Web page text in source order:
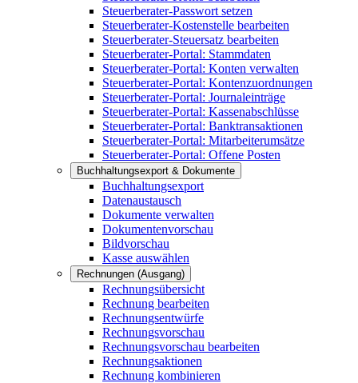
Steuerberater-Passwort setzen
Steuerberater-Kostenstelle bearbeiten
Steuerberater-Steuersatz bearbeiten
Steuerberater-Portal: Stammdaten
Steuerberater-Portal: Konten verwalten
Steuerberater-Portal: Kontenzuordnungen
Steuerberater-Portal: Journaleinträge
Steuerberater-Portal: Kassenabschlüsse
Steuerberater-Portal: Banktransaktionen
Steuerberater-Portal: Mitarbeiterumsätze
Steuerberater-Portal: Offene Posten
Buchhaltungsexport & Dokumente
Buchhaltungsexport
Datenaustausch
Dokumente verwalten
Dokumentenvorschau
Bildvorschau
Kasse auswählen
Rechnungen (Ausgang)
Rechnungsübersicht
Rechnung bearbeiten
Rechnungsentwürfe
Rechnungsvorschau
Rechnungsvorschau bearbeiten
Rechnungsaktionen
Rechnung kombinieren